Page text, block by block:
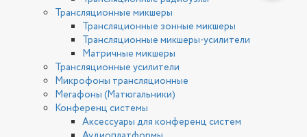
Трансляционные микшеры
Трансляционные зонные микшеры
Трансляционные микшеры-усилители
Матричные микшеры
Трансляционные усилители
Микрофоны трансляционные
Мегафоны (Матюгальники)
Конференц системы
Аксессуары для конференц систем